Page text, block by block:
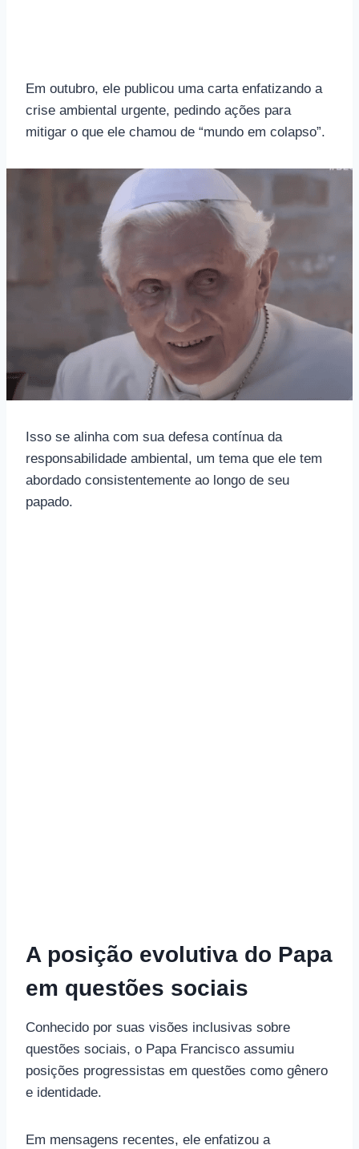
Em outubro, ele publicou uma carta enfatizando a
crise ambiental urgente, pedindo ações para
mitigar o que ele chamou de “mundo em colapso”.
Isso se alinha com sua defesa contínua da
responsabilidade ambiental, um tema que ele tem
abordado consistentemente ao longo de seu
papado.
A posição evolutiva do Papa
em questões sociais
Conhecido por suas visões inclusivas sobre
questões sociais, o Papa Francisco assumiu
posições progressistas em questões como gênero
e identidade.
Em mensagens recentes, ele enfatizou a